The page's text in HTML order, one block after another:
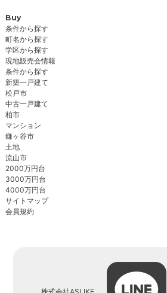
Buy
条件から探す
町名から探す
学区から探す
現地販売会情報
条件から探す
新築一戸建て
松戸市
中古一戸建て
柏市
マンション
鎌ヶ谷市
土地
流山市
2000万円台
3000万円台
4000万円台
サイトマップ
会員規約